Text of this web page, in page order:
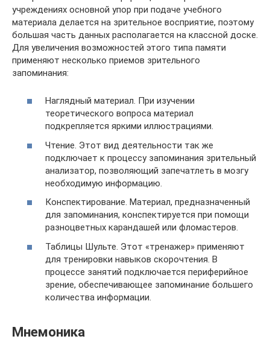
учреждениях основной упор при подаче учебного
материала делается на зрительное восприятие, поэтому
большая часть данных располагается на классной доске.
Для увеличения возможностей этого типа памяти
применяют несколько приемов зрительного
запоминания:
Наглядный материал. При изучении
теоретического вопроса материал
подкрепляется яркими иллюстрациями.
Чтение. Этот вид деятельности так же
подключает к процессу запоминания зрительный
анализатор, позволяющий запечатлеть в мозгу
необходимую информацию.
Конспектирование. Материал, предназначенный
для запоминания, конспектируется при помощи
разноцветных карандашей или фломастеров.
Таблицы Шульте. Этот «тренажер» применяют
для тренировки навыков скорочтения. В
процессе занятий подключается периферийное
зрение, обеспечивающее запоминание большего
количества информации.
Мнемоника